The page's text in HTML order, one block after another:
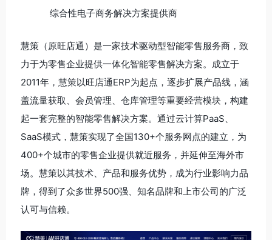
综合性电子商务解决方案提供商
慧策（原旺店通）是一家技术驱动型智能零售服务商，致
力于为零售企业提供一体化智能零售解决方案。成立于
2011年，慧策以旺店通ERP为起点，逐步扩展产品线，涵
盖流量获取、会员管理、仓库管理等重要经营模块，构建
起一套完整的智能零售解决方案。通过云计算PaaS、
SaaS模式，慧策实现了全国130+个服务网点的建立，为
400+个城市的零售企业提供就近服务，并延伸至海外市
场。慧策以其技术、产品和服务优势，成为行业影响力品
牌，得到了众多世界500强、知名品牌和上市公司的广泛
认可与信赖。